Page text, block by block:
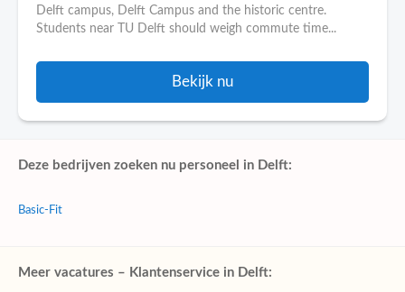
Delft campus, Delft Campus and the historic centre.
Students near TU Delft should weigh commute time...
Bekijk nu
Deze bedrijven zoeken nu personeel in Delft:
Basic-Fit
Meer vacatures – Klantenservice in Delft: